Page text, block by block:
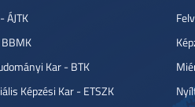
ÁJTK
Kar - BTK
Képzési Kar - ETSZK